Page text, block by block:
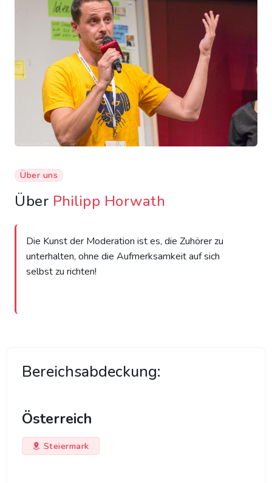
Über uns
Über Philipp Horwath
Die Kunst der Moderation ist es, die Zuhörer zu
unterhalten, ohne die Aufmerksamkeit auf sich
selbst zu richten!
Bereichsabdeckung:
Österreich
Steiermark